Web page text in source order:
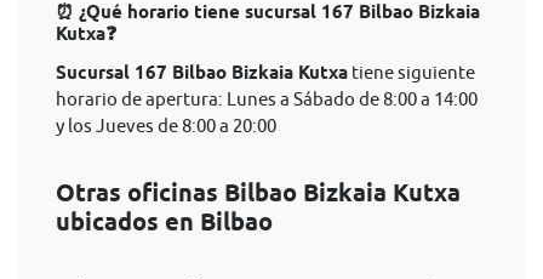
⏰ ¿Qué horario tiene sucursal 167 Bilbao Bizkaia
Kutxa❓
Sucursal 167 Bilbao Bizkaia Kutxa tiene siguiente
horario de apertura: Lunes a Sábado de 8:00 a 14:00
y los Jueves de 8:00 a 20:00
Otras oficinas Bilbao Bizkaia Kutxa
ubicados en Bilbao